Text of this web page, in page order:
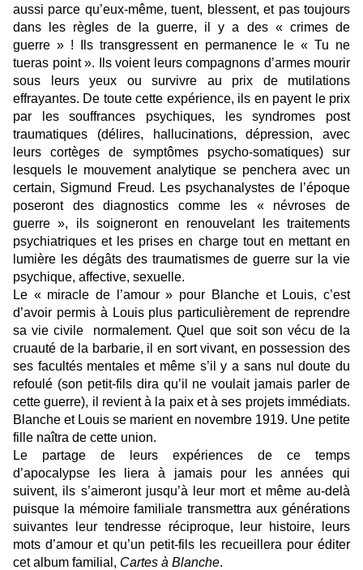
aussi parce qu’eux-même, tuent, blessent, et pas toujours
dans les règles de la guerre, il y a des « crimes de
guerre » ! Ils transgressent en permanence le « Tu ne
tueras point ». Ils voient leurs compagnons d’armes mourir
sous leurs yeux ou survivre au prix de mutilations
effrayantes. De toute cette expérience, ils en payent le prix
par les souffrances psychiques, les syndromes post
traumatiques (délires, hallucinations, dépression, avec
leurs cortèges de symptômes psycho-somatiques) sur
lesquels le mouvement analytique se penchera avec un
certain, Sigmund Freud. Les psychanalystes de l’époque
poseront des diagnostics comme les « névroses de
guerre », ils soigneront en renouvelant les traitements
psychiatriques et les prises en charge tout en mettant en
lumière les dégâts des traumatismes de guerre sur la vie
psychique, affective, sexuelle.
Le « miracle de l’amour » pour Blanche et Louis, c’est
d’avoir permis à Louis plus particulièrement de reprendre
sa vie civile normalement. Quel que soit son vécu de la
cruauté de la barbarie, il en sort vivant, en possession des
ses facultés mentales et même s’il y a sans nul doute du
refoulé (son petit-fils dira qu’il ne voulait jamais parler de
cette guerre), il revient à la paix et à ses projets immédiats.
Blanche et Louis se marient en novembre 1919. Une petite
fille naîtra de cette union.
Le partage de leurs expériences de ce temps
d’apocalypse les liera à jamais pour les années qui
suivent, ils s’aimeront jusqu’à leur mort et même au-delà
puisque la mémoire familiale transmettra aux générations
suivantes leur tendresse réciproque, leur histoire, leurs
mots d’amour et qu’un petit-fils les recueillera pour éditer
cet album familial, Cartes à Blanche.